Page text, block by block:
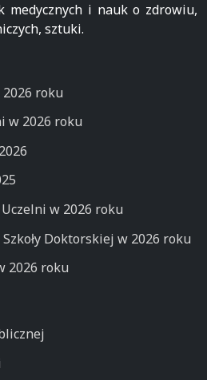
medycznych i nauk o zdrowiu,
sztuki.
roku
w 2026 roku
w 2026 roku
Doktorskiej w 2026 roku
2026 roku